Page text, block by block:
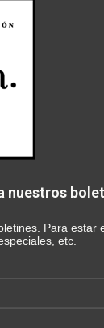
nuestros
Para estar
etc.